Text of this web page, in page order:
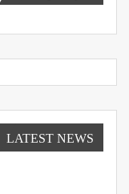
LATEST NEWS